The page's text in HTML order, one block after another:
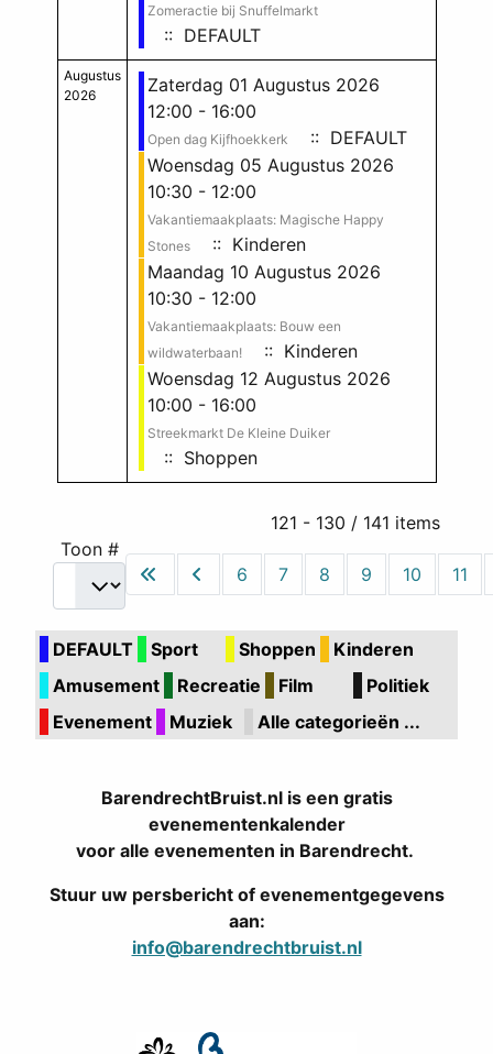
Zomeractie bij Snuffelmarkt
:: DEFAULT
Augustus
2026
Zaterdag 01 Augustus 2026
12:00 - 16:00
Open dag Kijfhoekkerk
:: DEFAULT
Woensdag 05 Augustus 2026
10:30 - 12:00
Vakantiemaakplaats: Magische Happy
Stones
:: Kinderen
Maandag 10 Augustus 2026
10:30 - 12:00
Vakantiemaakplaats: Bouw een
wildwaterbaan!
:: Kinderen
Woensdag 12 Augustus 2026
10:00 - 16:00
Streekmarkt De Kleine Duiker
:: Shoppen
Pagination List Limit
121 - 130 / 141 items
Toon #
6
7 8 9 10 11
DEFAULT Sport Shoppen
Kinderen
Amusement
Recreatie Film
Politiek
Evenement
Muziek Alle categorieën ...
BarendrechtBruist.nl is een gratis
evenementenkalender
voor alle evenementen in Barendrecht.
Stuur uw persbericht of evenementgegevens
aan:
info@barendrechtbruist.nl